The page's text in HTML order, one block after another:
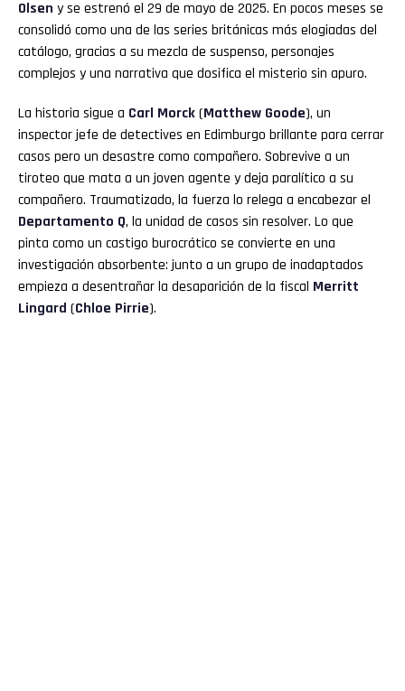
Olsen y se estrenó el 29 de mayo de 2025. En pocos meses se
consolidó como una de las series británicas más elogiadas del
catálogo, gracias a su mezcla de suspenso, personajes
complejos y una narrativa que dosifica el misterio sin apuro.
La historia sigue a Carl Morck(Matthew Goode), un
inspector jefe de detectives en Edimburgo brillante para cerrar
casos pero un desastre como compañero. Sobrevive a un
tiroteo que mata a un joven agente y deja paralítico a su
compañero. Traumatizado, la fuerza lo relega a encabezar el
Departamento Q, la unidad de casos sin resolver. Lo que
pinta como un castigo burocrático se convierte en una
investigación absorbente: junto a un grupo de inadaptados
empieza a desentrañar la desaparición de la fiscal Merritt
Lingard (Chloe Pirrie).